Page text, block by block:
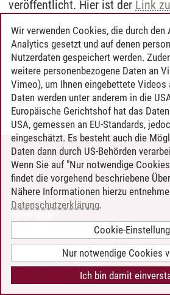
veröffentlicht. Hier ist der Link
lau/29.11.2023
KONTAKT
LEUPHANA ALS ARBEITGEBER
INTRANET
BARRIEREFREIHEIT
COOKIE-EINSTELLUNGEN
Wir verwenden Cookies, die durch
Analytics gesetzt und auf denen
Nutzerdaten gespeichert werden.
weitere personenbezogene Daten an
Vimeo), um Ihnen eingebettete Videos
Daten werden unter anderem in die
Europäische Gerichtshof hat das
USA, gemessen an EU-Standards,
eingeschätzt. Es besteht auch die
Daten dann durch US-Behörden
Wenn Sie auf "Nur notwendige
findet die vorgehend beschriebene
Nähere Informationen hierzu
Datenschutzerklärung.
Cookie-
Nur notwendige Cookies
Ich bin damit